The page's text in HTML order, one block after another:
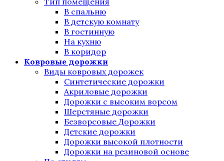
В спальню
В детскую комнату
В гостинную
На кухню
В коридор
Ковровые дорожки
Виды ковровых дорожек
Синтетические дорожки
Акриловые дорожки
Дорожки с высоким ворсом
Шерстяные дорожки
Безворсовые Дорожки
Детские дорожки
Дорожки высокой плотности
Дорожки на резиновой основе